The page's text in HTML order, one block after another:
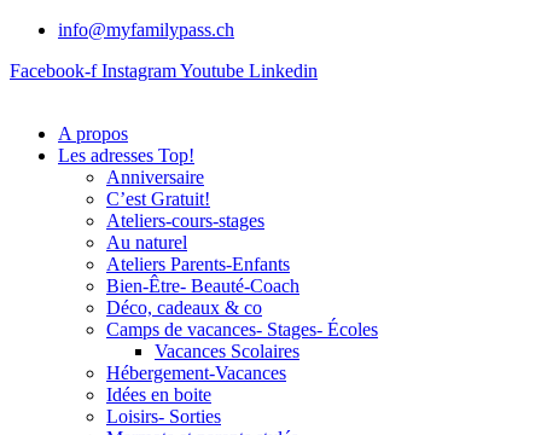
info@myfamilypass.ch
Facebook-f InstagramYoutube Linkedin
A propos
Les adresses Top!
Anniversaire
C’est Gratuit!
Ateliers-cours-stages
Au naturel
Ateliers Parents-Enfants
Bien-Être- Beauté-Coach
Déco, cadeaux & co
Camps de vacances- Stages- Écoles
Vacances Scolaires
Hébergement-Vacances
Idées en boite
Loisirs- Sorties